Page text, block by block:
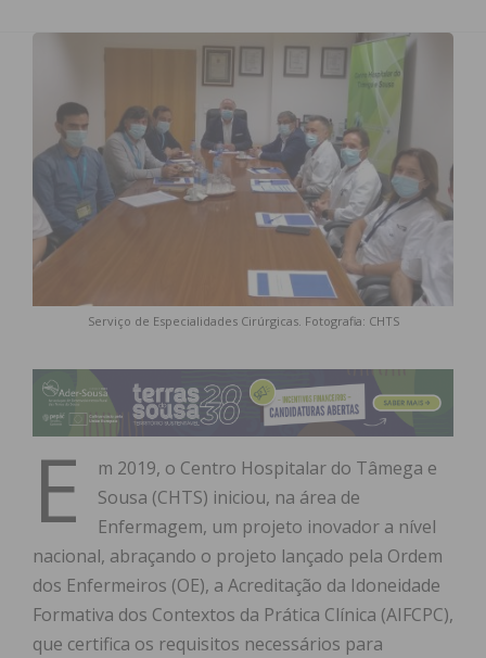
Serviço de Especialidades Cirúrgicas. Fotografia: CHTS
E
m 2019, o Centro Hospitalar do Tâmega e
Sousa (CHTS) iniciou, na área de
Enfermagem, um projeto inovador a nível
nacional, abraçando o projeto lançado pela Ordem
dos Enfermeiros (OE), a Acreditação da Idoneidade
Formativa dos Contextos da Prática Clínica (AIFCPC),
que certifica os requisitos necessários para